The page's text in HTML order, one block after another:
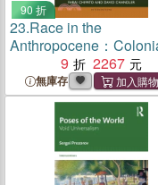
90 折
23.Race in the
Anthropocene：
Disavowal and the Black
Horizon
9 2267
無庫存